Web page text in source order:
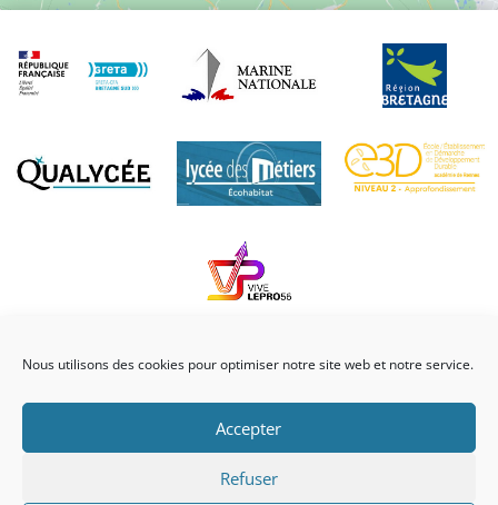
Nous utilisons des cookies pour optimiser notre site web et notre service.
Accepter
Refuser
Mentions légales